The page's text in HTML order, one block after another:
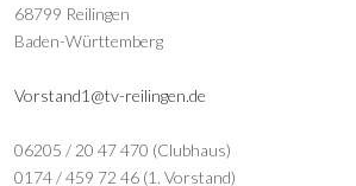
68799 Reilingen
Baden-Württemberg
Vorstand1@tv-reilingen.de
06205 / 20 47 470 (Clubhaus)
0174 / 459 72 46 (1. Vorstand)